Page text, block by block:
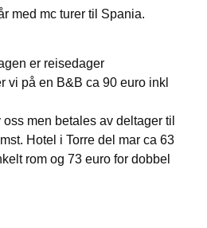
med mc turer til Spania.
er reisedager
vi på en B&B ca 90 euro inkl
men betales av deltager til
Hotel i Torre del mar ca 63
rom og 73 euro for dobbel